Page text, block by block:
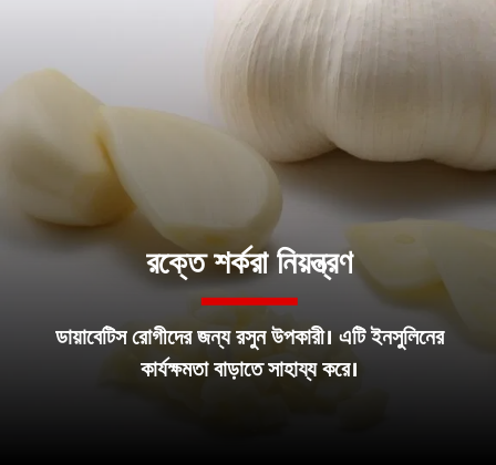
ডায়াবেটিস রোগীদের জন্য রসুন উপকারী। এটি ইনসুলিনের
কার্যক্ষমতা বাড়াতে সাহায্য করে।
রক্তে শর্করা নিয়ন্ত্রণ